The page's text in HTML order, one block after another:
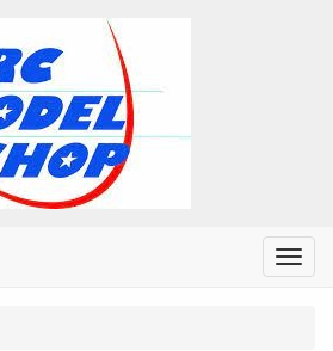
Menu